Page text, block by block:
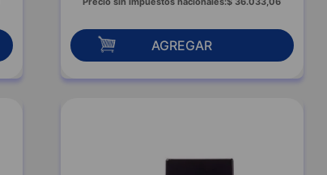
AGREGAR